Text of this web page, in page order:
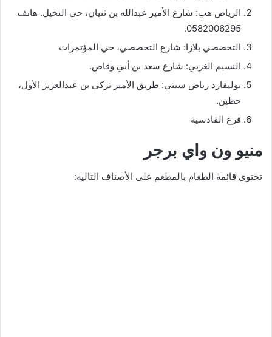
الرياض هب: شارع الأمير عبدالله بن ثنيان، حي النخيل. هاتف
0582006295.
التخصصي بلازا: شارع التخصصي، حي المؤتمرات
النسيم الغربي: شارع سعد بن أبي وقاص.
بوليفارد رياض سيتي: طريق الأمير تركي بن عبدالعزيز الأول،
حطين.
فرع القادسية
منيو ون واي برجر
تحتوي قائمة الطعام بالمطعم على الأصناف التالية: